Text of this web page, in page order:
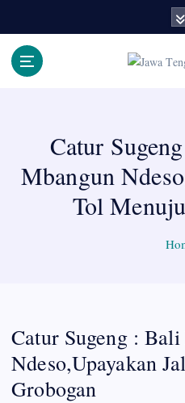
Catur
Mbangun
Tol
Catur Sugeng :
Ndeso,Upayakan
Grobogan